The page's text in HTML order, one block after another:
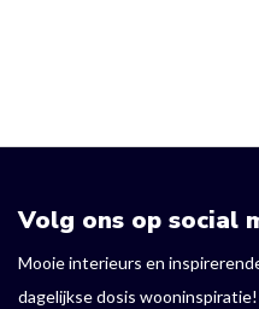
Volg ons op social
Mooie interieurs en
dagelijkse dosis wooninspiratie!